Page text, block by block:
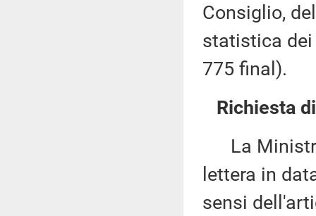
Consiglio,
statistica
775 final).
Richiesta
La
lettera in
sensi